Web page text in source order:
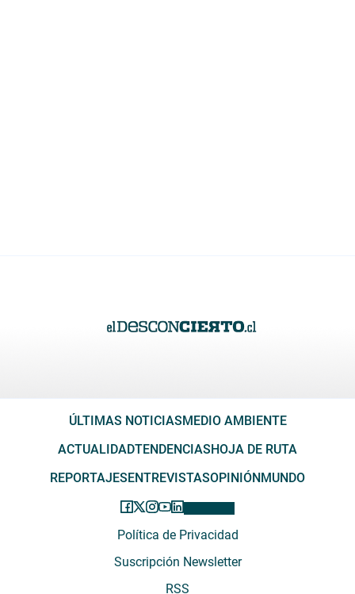
ÚLTIMAS NOTICIASMEDIO AMBIENTE
ACTUALIDADTENDENCIASHOJA DE RUTA
REPORTAJESENTREVISTASOPINIÓNMUNDO
Política de Privacidad
Suscripción Newsletter
RSS